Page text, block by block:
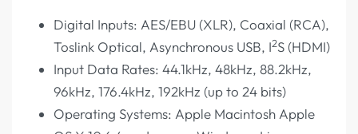
Digital Inputs: AES/EBU (XLR), Coaxial (RCA),
Toslink Optical, Asynchronous USB, I2S (HDMI)
Input Data Rates: 44.1kHz, 48kHz, 88.2kHz,
96kHz, 176.4kHz, 192kHz (up to 24 bits)
Operating Systems: Apple Macintosh Apple